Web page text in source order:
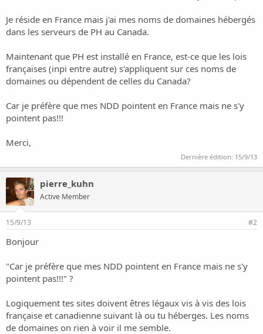
u
s
i
o
Je réside en France mais j'ai mes noms de domaines hébergés
dans les serveurs de PH au Canada.
Maintenant que PH est installé en France, est-ce que les lois
françaises (inpi entre autre) s'appliquent sur ces noms de
domaines ou dépendent de celles du Canada?
Car je préfère que mes NDD pointent en France mais ne s'y
pointent pas!!!
Merci,
Dernière édition: 15/9/13
pierre_kuhn
Active Member
15/9/13 #2
Bonjour
"Car je préfère que mes NDD pointent en France mais ne s'y
pointent pas!!!" ?
Logiquement tes sites doivent êtres légaux vis à vis des lois
française et canadienne suivant là ou tu héberges. Les noms
de domaines on rien à voir il me semble.